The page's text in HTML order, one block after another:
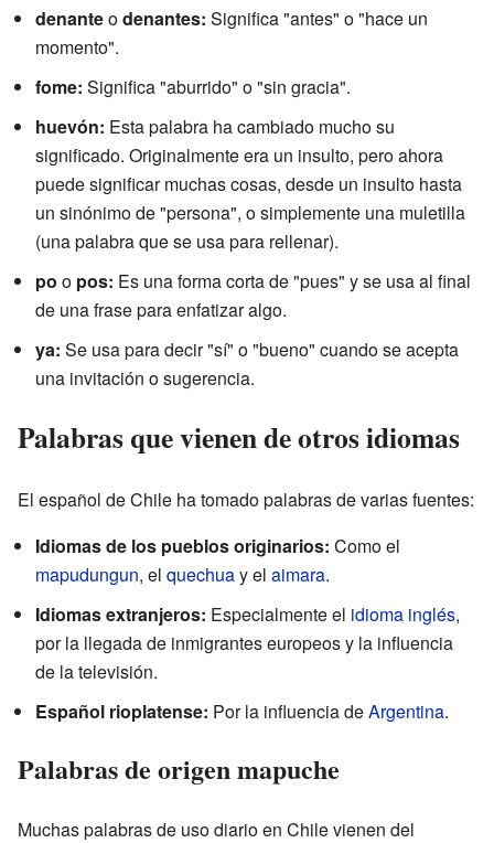
denanteodenantes: Significa "antes" o "hace un
momento".
fome: Significa "aburrido" o "sin gracia".
huevón: Esta palabra ha cambiado mucho su
significado. Originalmente era un insulto, pero ahora
puede significar muchas cosas, desde un insulto hasta
un sinónimo de "persona", o simplemente una muletilla
(una palabra que se usa para rellenar).
po o pos: Es una forma corta de "pues" y se usa al final
de una frase para enfatizar algo.
ya: Se usa para decir "sí" o "bueno" cuando se acepta
una invitación o sugerencia.
Palabras que vienen de otros idiomas
El español de Chile ha tomado palabras de varias fuentes:
Idiomas de los pueblos originarios: Como el
mapudungun, el quechuay el aimara.
Idiomas extranjeros: Especialmente el idioma inglés,
por la llegada de inmigrantes europeos y la influencia
de la televisión.
Español rioplatense: Por la influencia deArgentina.
Palabras de origen mapuche
Muchas palabras de uso diario en Chile vienen del